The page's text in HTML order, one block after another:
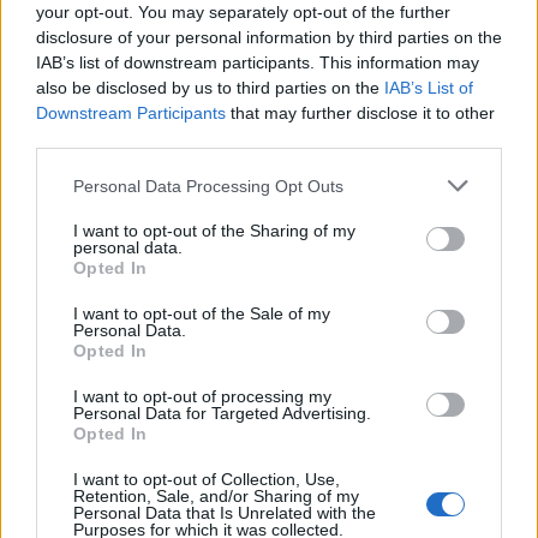
your opt-out. You may separately opt-out of the further
disclosure of your personal information by third parties on the
IAB’s list of downstream participants. This information may
also be disclosed by us to third parties on the IAB’s List of
Downstream Participants that may further disclose it to other
Personal Data Processing Opt Outs
I want to opt-out of the Sharing of my
personal data.
Opted In
I want to opt-out of the Sale of my
Personal Data.
Opted In
I want to opt-out of processing my
Personal Data for Targeted Advertising.
Opted In
I want to opt-out of Collection, Use,
Retention, Sale, and/or Sharing of my
Personal Data that Is Unrelated with the
Purposes for which it was collected.
domingo
4/08/2026